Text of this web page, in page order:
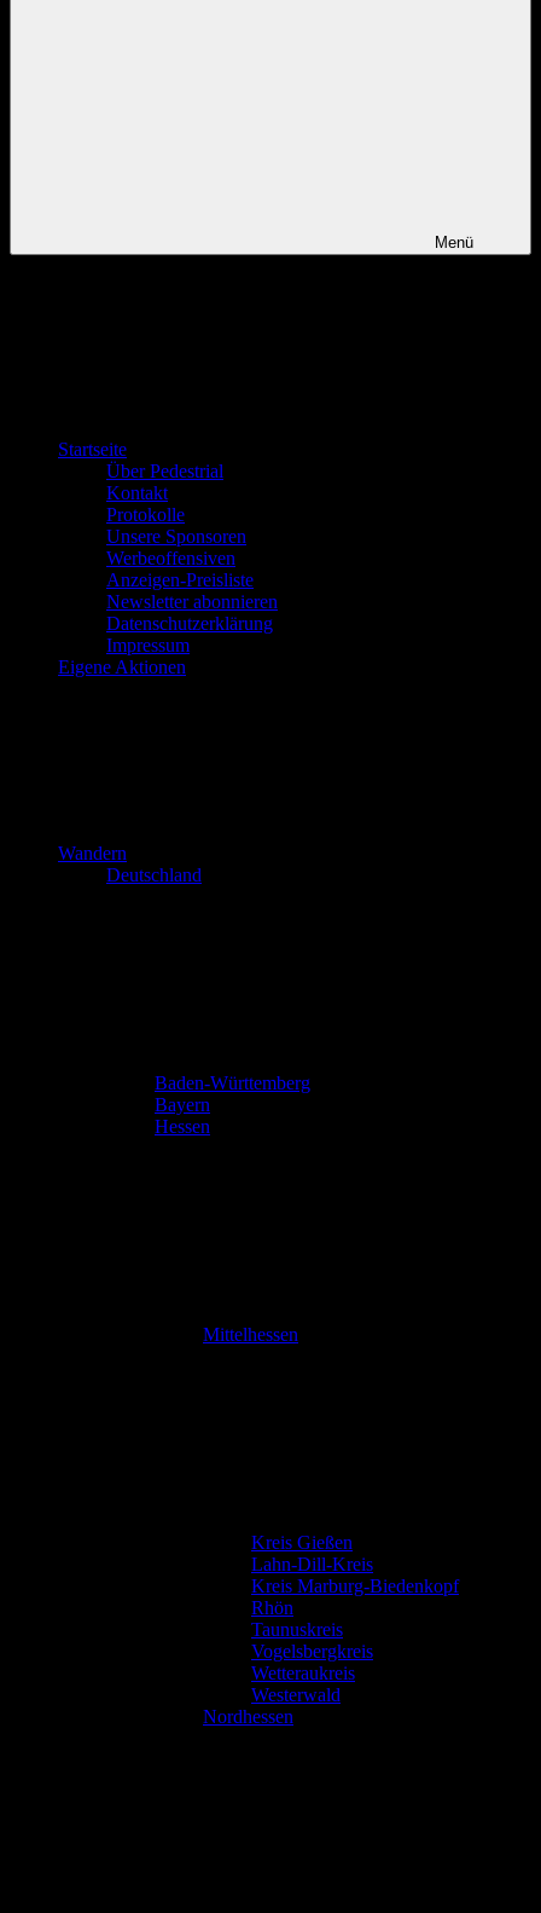
Menü
Startseite
Über Pedestrial
Kontakt
Protokolle
Unsere Sponsoren
Werbeoffensiven
Anzeigen-Preisliste
Newsletter abonnieren
Datenschutzerklärung
Impressum
Eigene Aktionen
Wandern
Deutschland
Baden-Württemberg
Bayern
Hessen
Mittelhessen
Kreis Gießen
Lahn-Dill-Kreis
Kreis Marburg-Biedenkopf
Rhön
Taunuskreis
Vogelsbergkreis
Wetteraukreis
Westerwald
Nordhessen